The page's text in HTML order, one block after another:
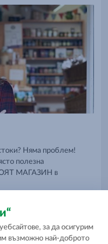
Няма проблем!
полезна
МАГАЗИН в
за да осигурим
възможно най-доброто